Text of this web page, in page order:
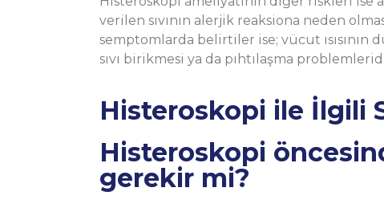
verilen sıvının alerjik reaksiona neden
semptomlarda belirtiler ise; vücut
sıvı birikmesi ya da pıhtılaşma
Histeroskopi ile İlgili
Histeroskopi
gerekir mi?